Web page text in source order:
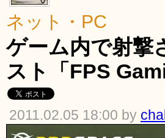
ネット・PC
ゲーム内で射撃
スト「FPS
2011.02.05 18:00 by